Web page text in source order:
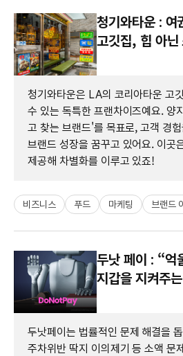
청기와타운 :
고깃집, 힙 아닌
청기와타운은 LA의 코리아타운 고
수 있는 독특한 프랜차이즈예요. 양
고 찾는 브랜드'를 목표로, 고객 경
브랜드 성장을 꿈꾸고 있어요. 이곳
제공해 차별화를 이루고 있죠!
비즈니스 푸드 마케팅 브랜드
두낫 페이 : “억
지갑을 지켜주
두낫페이는 법률적인 문제 해결을
주차위반 딱지 이의제기 등 소액 문